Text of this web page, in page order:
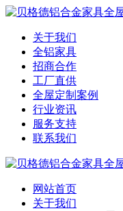
关于我们
全铝家具
招商合作
工厂直供
全屋定制案例
行业资讯
服务支持
联系我们
网站首页
关于我们